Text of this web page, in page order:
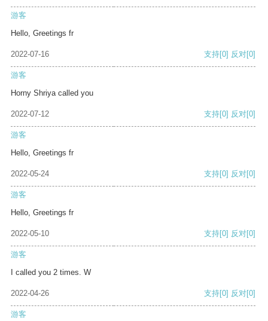
游客
Hello, Greetings fr
2022-07-16 支持[0] 反对[0]
游客
Horny Shriya called you
2022-07-12 支持[0] 反对[0]
游客
Hello, Greetings fr
2022-05-24 支持[0] 反对[0]
游客
Hello, Greetings fr
2022-05-10 支持[0] 反对[0]
游客
I called you 2 times. W
2022-04-26 支持[0] 反对[0]
游客